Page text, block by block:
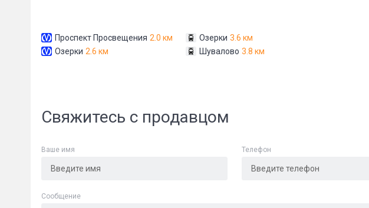
Проспект Просвещения 2.0 км
Озерки 2.6 км
Озерки 3.6 км
Шувалово 3.8 км
Свяжитесь с продавцом
Ваше имя Телефон
Cообщение